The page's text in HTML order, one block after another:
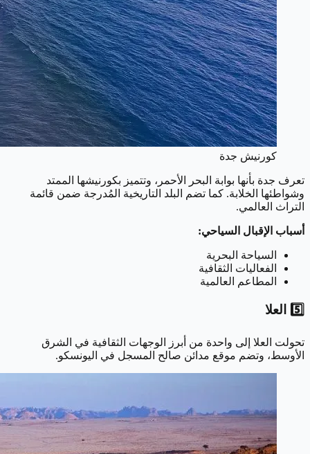
كورنيش جدة
تعرف جدة بأنها بوابة البحر الأحمر، وتتميز بكورنيشها الممتد
وشواطئها الخلابة. كما تضم البلد التاريخية المُدرجة ضمن قائمة
التراث العالمي.
أسباب الإقبال السياحي:
السياحة البحرية
الفعاليات الثقافية
المطاعم العالمية
5️⃣ العلا
تحولت العلا إلى واحدة من أبرز الوجهات الثقافية في الشرق
الأوسط، وتضم موقع مدائن صالح المسجل في اليونسكو.